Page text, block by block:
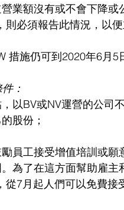
業額沒有或不會下降
則必須報告此情況，以
措施仍可到2020年6月5
：
以BV或NV運營的公司
股份；
員工接受增值培訓或
為了在這方面幫助雇
從7月起人們可以免費接